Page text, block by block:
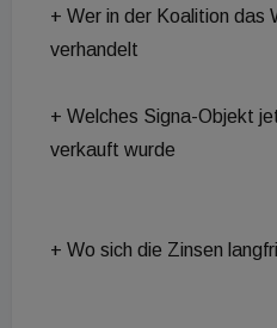
+ Wer in der Koalition das
verhandelt
+ Welches Signa-Objekt
verkauft wurde
+ Wo sich die Zinsen